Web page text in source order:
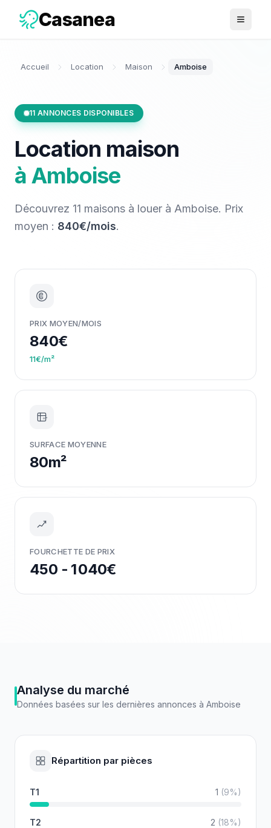
Casanea Ouvrir
Accueil Location Maison Amboise
11 ANNONCES DISPONIBLES
Location maison
àAmboise
Découvrez 11 maisons à louer à Amboise. Prix
moyen : 840€/mois.
PRIX MOYEN/MOIS
840€
11€/m²
m²
SURFACE MOYENNE
80m²
FOURCHETTE DE PRIX
450 - 1 040€
Analyse du marché
Données basées sur les dernières annonces à Amboise
Répartition par pièces
T1 1 (9%)
T2 2 (18%)